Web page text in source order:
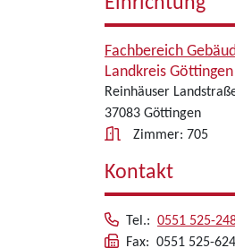
Fachbereich
Landkreis
Reinhäuser
37083 Göttingen
Zimmer: 705
Kontakt
Tel.: 0551 525-
Fax: 0551 525-